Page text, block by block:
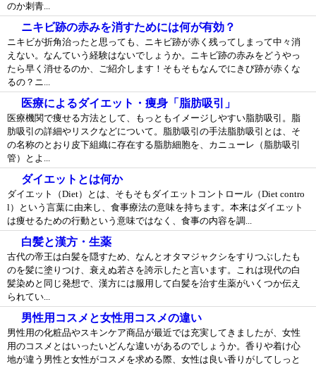
のか刺青...
ニキビ跡の赤みを消すためには何が有効？
ニキビが折角治ったと思っても、ニキビ跡が赤く残ってしまって中々消
えない。なんていう経験はないでしょうか。ニキビ跡の赤みをどうやっ
たら早く消せるのか、ご紹介します！そもそもなんでにきび跡が赤くな
るの？ニ...
医療によるダイエット・痩身「脂肪吸引」
医療機関で痩せる方法として、もっともイメージしやすい脂肪吸引。脂
肪吸引の詳細やリスクなどについて。脂肪吸引の手法脂肪吸引とは、そ
の名称のとおり皮下組織に存在する脂肪細胞を、カニューレ（脂肪吸引
管）とよ...
ダイエットとは何か
ダイエット（Diet）とは、そもそもダイエットコントロール（Diet contro
l）という言葉に由来し、食事療法の意味を持ちます。本来はダイエット
は痩せるための行動という意味ではなく、食事の内容を調...
白髪と漢方・生薬
古代の帝王は白髪を隠すため、なんとオタマジャクシをすりつぶしたも
のを髪に塗りつけ、衰えぬ若さを誇示したと言います。これは現代の白
髪染めと同じ発想で、漢方には服用して白髪を治す生薬がいくつか伝え
られてい...
男性用コスメと女性用コスメの違い
男性用の化粧品やスキンケア商品が最近では充実してきましたが、女性
用のコスメとはいったいどんな違いがあるのでしょうか。香りや着け心
地が違う男性と女性がコスメを求める際、女性は良い香りがしてしっと